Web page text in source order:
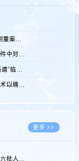
淘宝“B站推荐”店铺刷量案维持原判，两被告连带赔偿150万元
专利诉前行为保全案件中对仿制药申请人曾作出三类声明的考量及违...
直播带货诋毁同行 所谓“临场发挥”不免责
借助软件复现现有技术以确认相关参数特征是否被公开
更多 >>
最高人民法院发布第六批人民法院种业知识产权司法保护典型案例 含...